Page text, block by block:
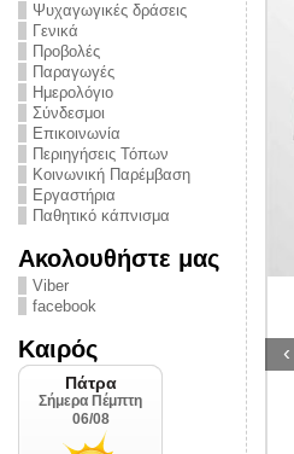
Ψυχαγωγικές δράσεις
Γενικά
Προβολές
Παραγωγές
Ημερολόγιο
Σύνδεσμοι
Επικοινωνία
Περιηγήσεις Τόπων
Κοινωνική Παρέμβαση
Εργαστήρια
Παθητικό κάπνισμα
Ακολουθήστε μας
Viber
facebook
Καιρός
από την
την ημέρα
και
στο
2026
‹